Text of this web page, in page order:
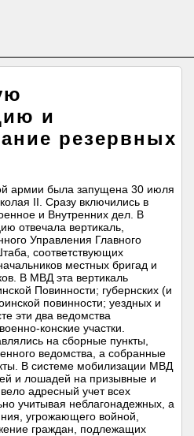
и
резервных
армии была запущена 30 июля
II. Сразу включились в
и Внутренних дел. В
отвечала вертикаль,
Управления Главного
соответствующих
местных бригад и
В МВД эта вертикаль
Повинности; губернских (и
повинности; уездных и
эти два ведомства
конские участки.
на сборные пункты,
ведомства, а собранные
В системе мобилизации МВД
и лошадей на призывные и
адресный учет всех
учитывая неблагонадежных, а
угрожающего войной,
граждан, подлежащих